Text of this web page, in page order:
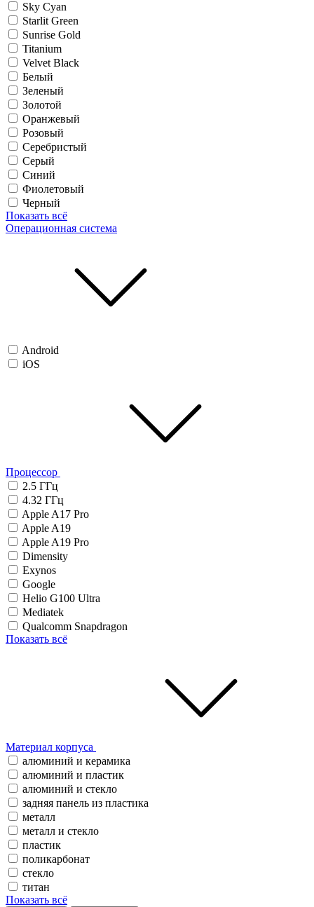
Sky Cyan
Starlit Green
Sunrise Gold
Titanium
Velvet Black
Белый
Зеленый
Золотой
Оранжевый
Розовый
Серебристый
Серый
Синий
Фиолетовый
Черный
Показать всё
Операционная система
Android
iOS
Процессор
2.5 ГГц
4.32 ГГц
Apple A17 Pro
Apple A19
Apple A19 Pro
Dimensity
Exynos
Google
Helio G100 Ultra
Mediatek
Qualcomm Snapdragon
Показать всё
Материал корпуса
алюминий и керамика
алюминий и пластик
алюминий и стекло
задняя панель из пластика
металл
металл и стекло
пластик
поликарбонат
стекло
титан
Показать всё